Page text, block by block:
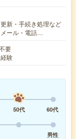
新・手続き処理など
メール・電話…
要
験
50代
60代
男性